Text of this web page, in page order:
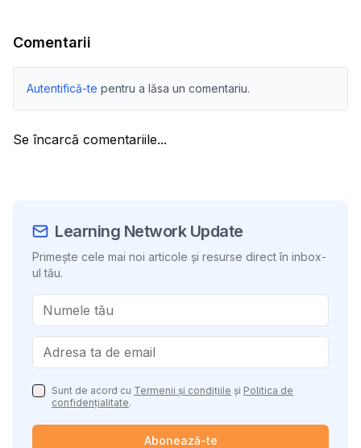
Comentarii
Autentifică-te pentru a lăsa un comentariu.
Se încarcă comentariile...
Learning Network Update
Primește cele mai noi articole și resurse direct în inbox-
ul tău.
Sunt de acord cu Termenii și condițiile și Politica de
confidențialitate.
Abonează-te